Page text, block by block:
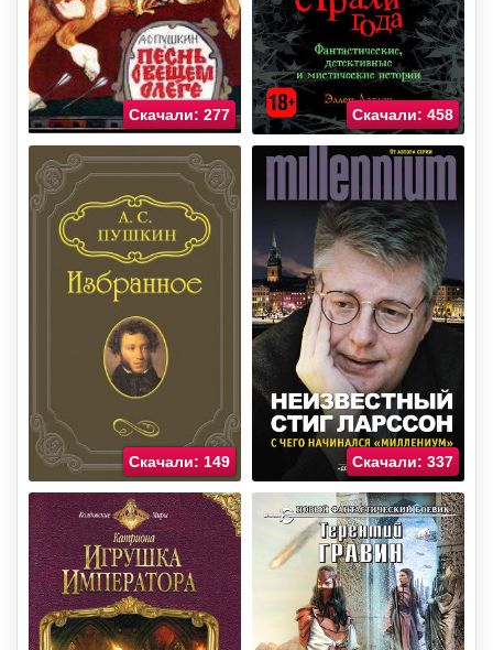
Скачали: 277 Скачали: 458
Скачали: 149 Скачали: 337